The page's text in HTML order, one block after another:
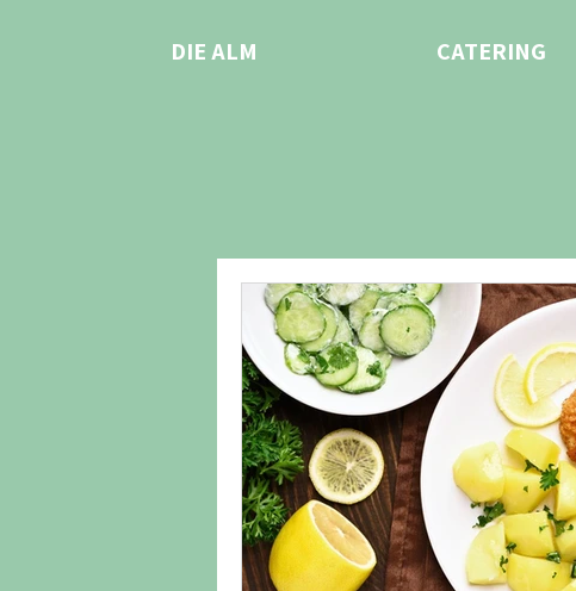
DIE ALM CATERING